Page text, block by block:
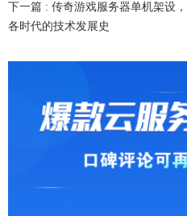
下一篇 : 传奇游戏服务器单机架设
各时代的技术发展史